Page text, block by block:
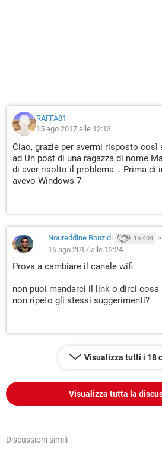
RAFFA81
15 ago 2017 alle 12:13
Ciao, grazie per avermi risposto
ad Un post di una ragazza di nome
di aver risolto il problema .. Prima di
avevo Windows 7
Noureddine Bouzidi 15.404 >
15 ago 2017 alle 12:24
Prova a cambiare il canale wifi
non puoi mandarci il link o dirci
non ripeto gli stessi suggerimenti?
Visualizza tutti i 18
Visualizza tutta la
Discussioni simili